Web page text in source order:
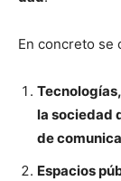
En con­cre­to se
la sociedad
de
Espa­cios